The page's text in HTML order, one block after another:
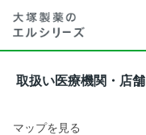
取扱い医療機関・店舗
マップを見る